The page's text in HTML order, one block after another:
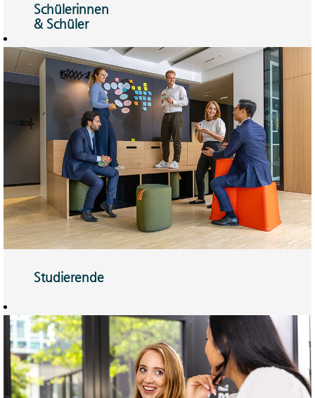
Schülerinnen
& Schüler
Ausbildung oder
Duales Studium –
Sie können mit der
perfekten
Kombination
rechnen.
Hier mehr
erfahren!
Studierende
Praktikum oder
Abschlussarbeit –
Sie können sich
immer
weiterentwickeln.